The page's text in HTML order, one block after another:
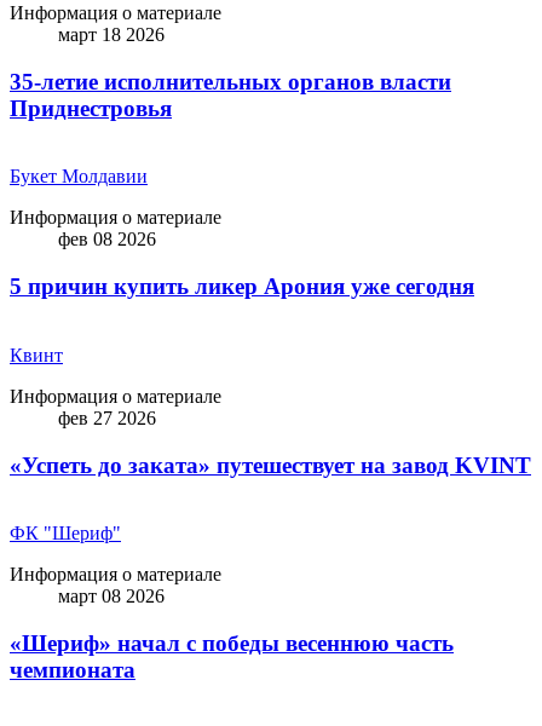
Информация о материале
март 18 2026
35-летие исполнительных органов власти
Приднестровья
Букет Молдавии
Информация о материале
фев 08 2026
5 причин купить ликep Арония уже сегодня
Квинт
Информация о материале
фев 27 2026
«Успеть до заката» путешествует на завод KVINT
ФК "Шериф"
Информация о материале
март 08 2026
«Шериф» начал с победы весеннюю часть
чемпионата